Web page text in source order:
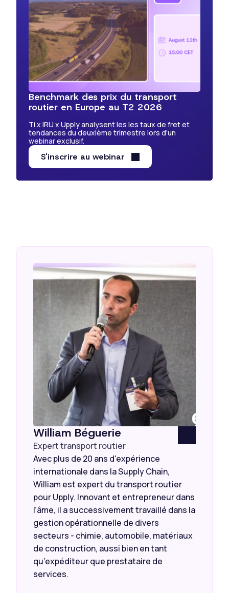
Benchmark des prix du transport
routier en Europe au T2 2026
Ti x IRU x Upply analysent les les taux de fret et
tendances du deuxième trimestre lors d'un
webinar exclusif.
S'inscrire au webinar
William Béguerie
Expert transport routier
Avec plus de 20 ans d'expérience
internationale dans la Supply Chain,
William est expert du transport routier
pour Upply. Innovant et entrepreneur dans
l’âme, il a successivement travaillé dans la
gestion opérationnelle de divers
secteurs - chimie, automobile, matériaux
de construction, aussi bien en tant
qu’expéditeur que prestataire de
services.